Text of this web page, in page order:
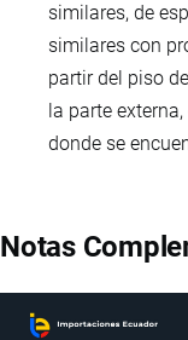
similares, de
similares con
partir del piso
la parte
donde se
Notas